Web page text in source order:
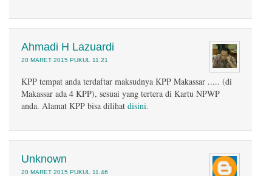
Ahmadi H Lazuardi
20 MARET 2015 PUKUL 11.21
KPP tempat anda terdaftar maksudnya KPP Makassar ..... (di
Makassar ada 4 KPP), sesuai yang tertera di Kartu NPWP
anda. Alamat KPP bisa dilihat disini.
Unknown
20 MARET 2015 PUKUL 11.46